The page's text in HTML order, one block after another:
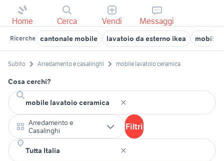
Home Cerca Vendi Messaggi
Ricerche cantonale mobile lavatoio da esterno ikea mobili
Subito Arredamento e casalinghi mobile lavatoio ceramica
Cosa cerchi?
Arredamento e
Casalinghi
Filtri